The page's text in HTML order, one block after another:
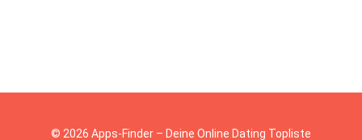
© 2026 Apps-Finder – Deine Online Dating Topliste